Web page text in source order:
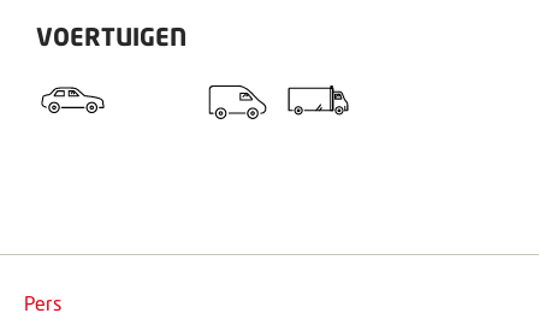
VOERTUIGEN
Pers